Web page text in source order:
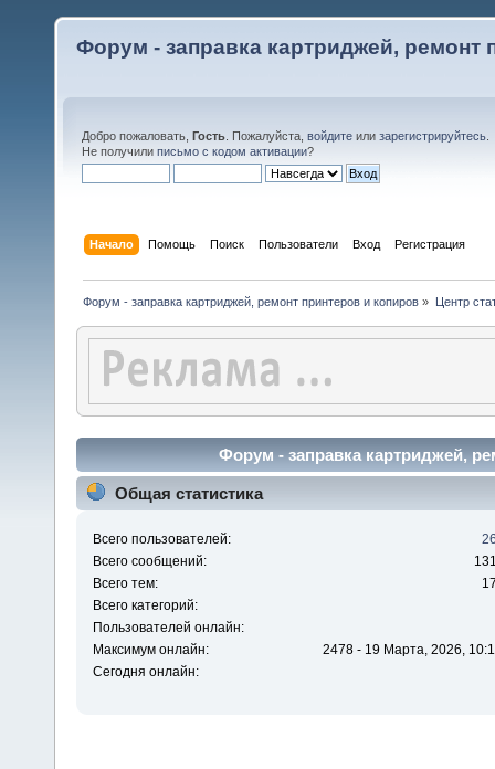
Форум - заправка картриджей, ремонт
Добро пожаловать, Гость . Пожалуйста, войдите или зарегистрируйтесь
Не получили письмо с кодом активации?
Начало Помощь Поиск Пользователи Вход Регистрация
Форум - заправка картриджей, ремонт принтеров и копиров » Центр
Форум - заправка картриджей,
Общая статистика
Всего пользователей:
Всего сообщений:
Всего тем:
Всего категорий:
Пользователей онлайн:
Максимум онлайн:
2478 - 19 Марта, 2026,
Сегодня онлайн: